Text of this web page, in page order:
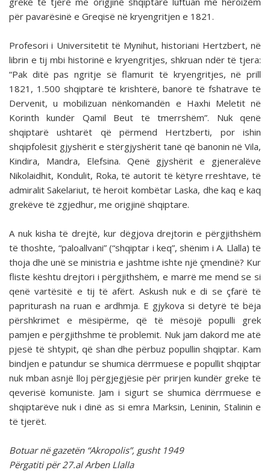
për pavarësinë e Greqisë në kryengritjen e 1821.
Profesori i Universitetit të Mynihut, historiani Hertzbert, në
librin e tij mbi historinë e kryengritjes, shkruan ndër të tjera:
“Pak ditë pas ngritje së flamurit të kryengritjes, në prill
1821, 1.500 shqiptarë të krishterë, banorë të fshatrave të
Dervenit, u mobilizuan nënkomandën e Haxhi Meletit në
Korinth kundër Qamil Beut të tmerrshëm”. Nuk qenë
shqiptarë ushtarët që përmend Hertzberti, por ishin
shqipfolësit gjyshërit e stërgjyshërit tanë që banonin në Vila,
Kindira, Mandra, Elefsina. Qenë gjyshërit e gjeneralëve
Nikolaidhit, Kondulit, Roka, të autorit të këtyre rreshtave, të
admiralit Sakelariut, të heroit kombëtar Laska, dhe kaq e kaq
grekëve të zgjedhur, me origjinë shqiptare.
A nuk kisha të drejtë, kur dëgjova drejtorin e përgjithshëm
të thoshte, “paloallvani” (“shqiptar i keq”, shënim i A. Llalla) të
thoja dhe unë se ministria e jashtme ishte një çmendinë? Kur
fliste kështu drejtori i përgjithshëm, e marrë me mend se si
qenë vartësitë e tij të afërt. Askush nuk e di se çfarë të
papriturash na ruan e ardhmja. E gjykova si detyrë të bëja
përshkrimet e mësipërme, që të mësojë populli grek
pamjen e përgjithshme të problemit. Nuk jam dakord me atë
pjesë të shtypit, që shan dhe përbuz popullin shqiptar. Kam
bindjen e patundur se shumica dërrmuese e popullit shqiptar
nuk mban asnjë lloj përgjegjësie për prirjen kundër greke të
qeverisë komuniste. Jam i sigurt se shumica dërrmuese e
shqiptarëve nuk i dinë as si emra Marksin, Leninin, Stalinin e
të tjerët.
Botuar në gazetën “Akropolis”, gusht 1949
Përgatiti për 27.al Arben Llalla